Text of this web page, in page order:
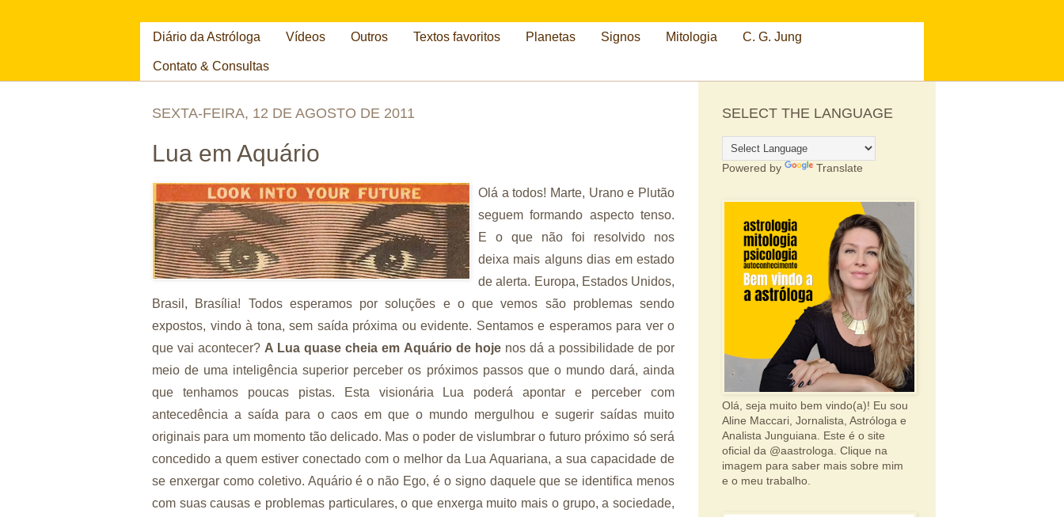
Diário da Astróloga Vídeos Outros Textos favoritos Planetas Signos Mitologia C. G. Jung
Contato & Consultas
SEXTA-FEIRA, 12 DE AGOSTO DE 2011
Lua em Aquário
Olá a todos! Marte, Urano e Plutão
seguem formando aspecto tenso.
E o que não foi resolvido nos
deixa mais alguns dias em estado
de alerta. Europa, Estados Unidos,
Brasil, Brasília! Todos esperamos por soluções e o que vemos são problemas sendo
expostos, vindo à tona, sem saída próxima ou evidente. Sentamos e esperamos para ver o
que vai acontecer? A Lua quase cheia em Aquário de hojenos dá a possibilidade de por
meio de uma inteligência superior perceber os próximos passos que o mundo dará, ainda
que tenhamos poucas pistas. Esta visionária Lua poderá apontar e perceber com
antecedência a saída para o caos em que o mundo mergulhou e sugerir saídas muito
originais para um momento tão delicado. Mas o poder de vislumbrar o futuro próximo só será
concedido a quem estiver conectado com o melhor da Lua Aquariana, a sua capacidade de
se enxergar como coletivo. Aquário é o não Ego, é o signo daquele que se identifica menos
com suas causas e problemas particulares, o que enxerga muito mais o grupo, a sociedade,
SELECT THE LANGUAGE
Powered by Translate
Olá, seja muito bem vindo(a)! Eu sou
Aline Maccari, Jornalista, Astróloga e
Analista Junguiana. Este é o site
oficial da @aastrologa. Clique na
imagem para saber mais sobre mim
e o meu trabalho.